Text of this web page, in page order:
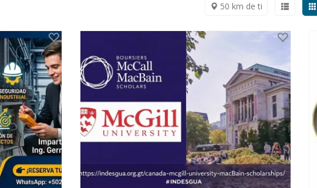
50 km de ti